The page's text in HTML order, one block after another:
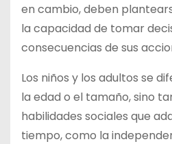
en cambio, deben
la capacidad de tomar
consecuencias de sus
Los niños y los adultos se
la edad o el tamaño, sino
habilidades sociales que
tiempo, como la